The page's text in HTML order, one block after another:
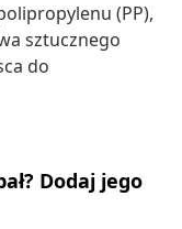
(PP),
sztucznego
do
Dodaj jego